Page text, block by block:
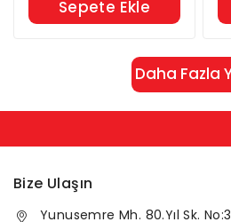
Sepete Ekle
Daha Fazla
Bize Ulaşın
Yunusemre Mh. 80.Yıl Sk.